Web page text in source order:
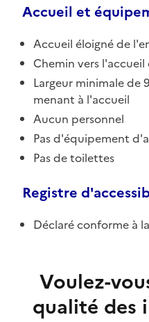
Accueil et
Accueil éloigné de
Chemin vers
Largeur minimale de
menant à l'accueil
Aucun personnel
Pas d'équipement
Pas de toilettes
Registre
Déclaré conforme à
Voulez-
qualité des